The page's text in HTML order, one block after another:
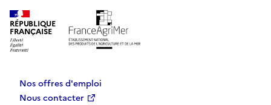
RÉPUBLIQUE
FRANÇAISE
Nos offres d'emploi
Nous contacter